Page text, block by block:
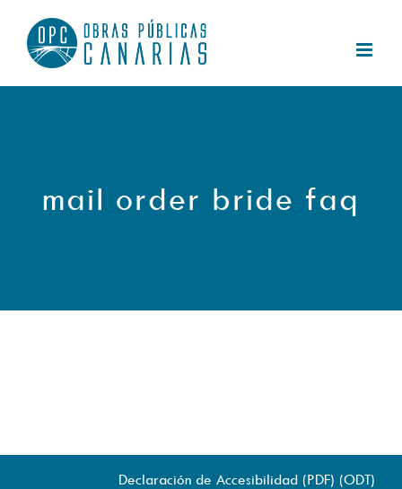
contenido
mail order bride faq
Declaración de Accesibilidad (PDF) (ODT)